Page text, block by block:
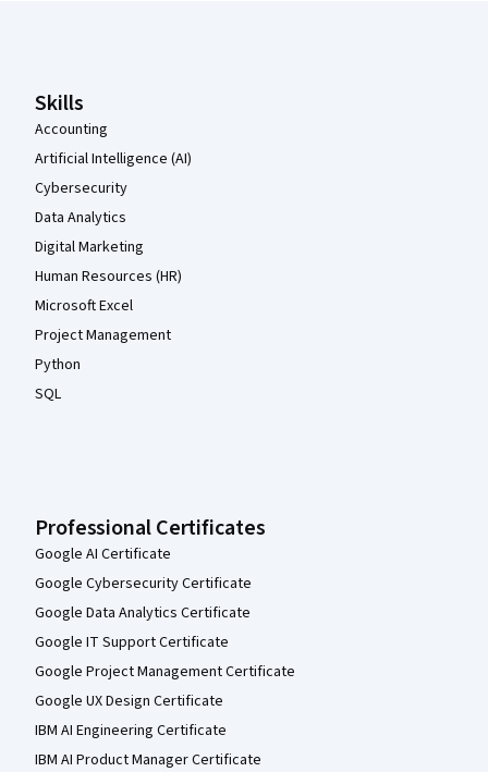
Skills
Accounting
Artificial Intelligence (AI)
Cybersecurity
Data Analytics
Digital Marketing
Human Resources (HR)
Microsoft Excel
Project Management
Python
SQL
Professional Certificates
Google AI Certificate
Google Cybersecurity Certificate
Google Data Analytics Certificate
Google IT Support Certificate
Google Project Management Certificate
Google UX Design Certificate
IBM AI Engineering Certificate
IBM AI Product Manager Certificate